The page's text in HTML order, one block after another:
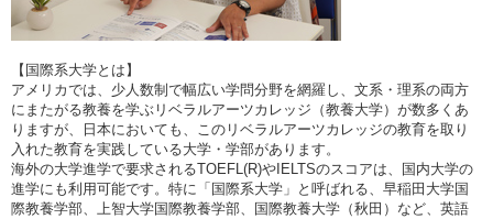
【国際系大学とは】
アメリカでは、少人数制で幅広い学問分野を網羅し、文系・理系の両方
にまたがる教養を学ぶリベラルアーツカレッジ（教養大学）が数多くあ
りますが、日本においても、このリベラルアーツカレッジの教育を取り
入れた教育を実践している大学・学部があります。
海外の大学進学で要求されるTOEFL(R)やIELTSのスコアは、国内大学の
進学にも利用可能です。特に「国際系大学」と呼ばれる、早稲田大学国
際教養学部、上智大学国際教養学部、国際教養大学（秋田）など、英語